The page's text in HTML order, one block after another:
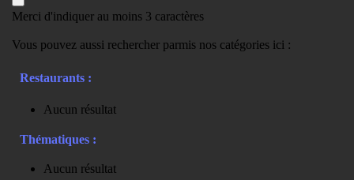
Merci d'indiquer au moins 3 caractères
Vous pouvez aussi rechercher parmis nos catégories ici :
Restaurants :
Aucun résultat
Thématiques :
Aucun résultat